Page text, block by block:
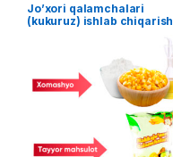
Jo’xori qalamchalari
(kukuruz) ishlab chiqarish